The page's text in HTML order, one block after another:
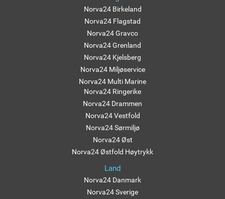
Norva24 Birkeland
Norva24 Flagstad
Norva24 Gravco
Norva24 Grenland
Norva24 Kjelsberg
Norva24 Miljøservice
Norva24 Multi Marine
Norva24 Ringerike
Norva24 Drammen
Norva24 Vestfold
Norva24 Sørmiljø
Norva24 Øst
Norva24 Østfold Høytrykk
Land
Norva24 Danmark
Norva24 Sverige